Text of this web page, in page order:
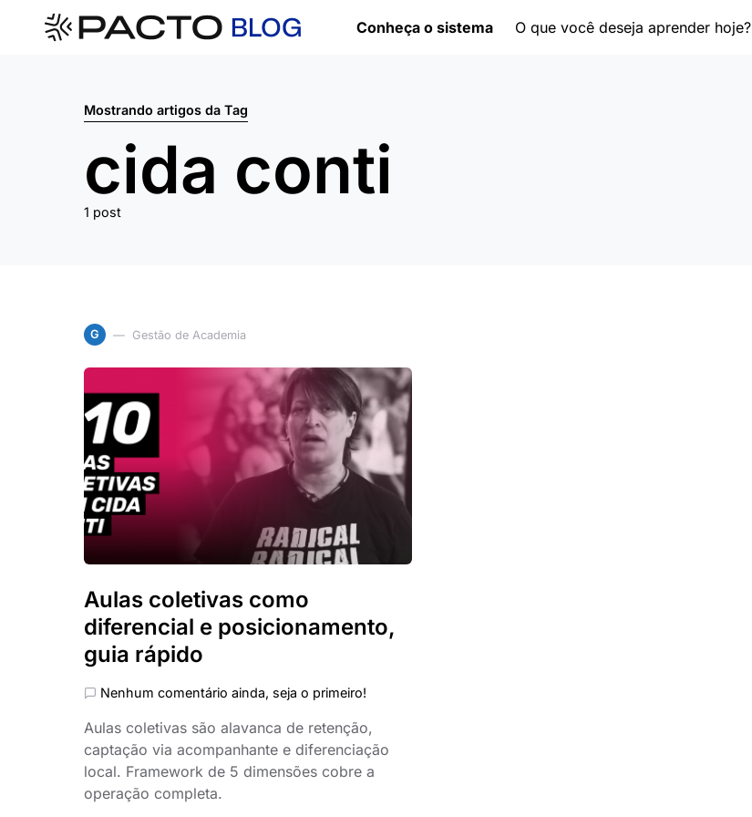
Conheça o sistema O que você deseja aprender hoje?
Mostrando artigos da Tag
cida conti
1 post
G Gestão de Academia
Aulas coletivas como
diferencial e posicionamento,
guia rápido
Nenhum comentário ainda, seja o primeiro!
Aulas coletivas são alavanca de retenção,
captação via acompanhante e diferenciação
local. Framework de 5 dimensões cobre a
operação completa.